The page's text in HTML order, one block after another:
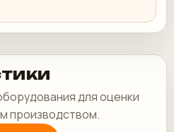
для оценки
производством.